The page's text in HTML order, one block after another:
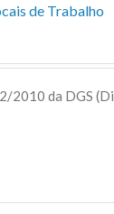
de Trabalho
2010 da DGS